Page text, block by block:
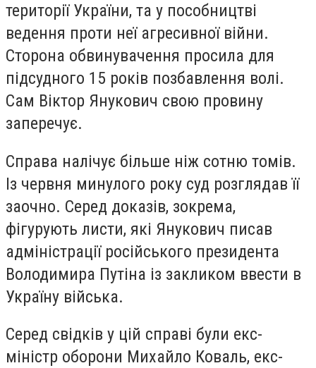
території України, та у пособництві
ведення проти неї агресивної війни.
Сторона обвинувачення просила для
підсудного 15 років позбавлення волі.
Сам Віктор Янукович свою провину
заперечує.
Справа налічує більше ніж сотню томів.
Із червня минулого року суд розглядав її
заочно. Серед доказів, зокрема,
фігурують листи, які Янукович писав
адміністрації російського президента
Володимира Путіна із закликом ввести в
Україну війська.
Серед свідків у цій справі були екс-
міністр оборони Михайло Коваль, екс-